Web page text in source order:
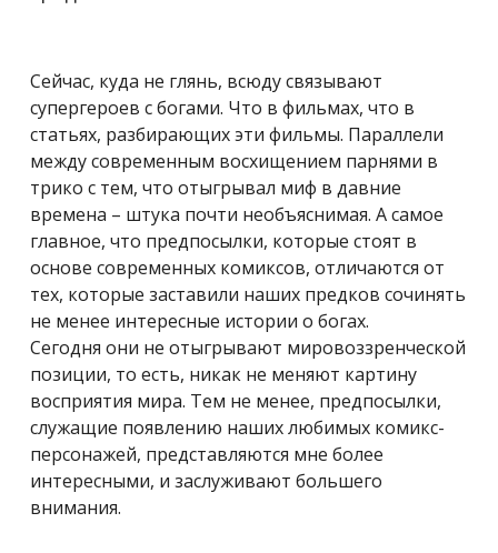
Сейчас, куда не глянь, всюду связывают
супергероев с богами. Что в фильмах, что в
статьях, разбирающих эти фильмы. Параллели
между современным восхищением парнями в
трико с тем, что отыгрывал миф в давние
времена – штука почти необъяснимая. А самое
главное, что предпосылки, которые стоят в
основе современных комиксов, отличаются от
тех, которые заставили наших предков сочинять
не менее интересные истории о богах.
Сегодня они не отыгрывают мировоззренческой
позиции, то есть, никак не меняют картину
восприятия мира. Тем не менее, предпосылки,
служащие появлению наших любимых комикс-
персонажей, представляются мне более
интересными, и заслуживают большего
внимания.